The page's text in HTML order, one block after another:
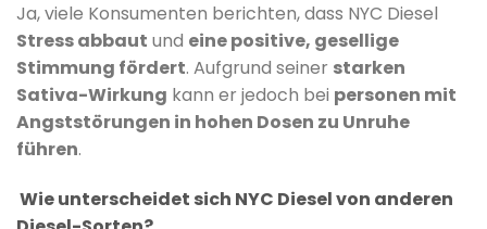
Ja, viele Konsumenten berichten, dass NYC Diesel
Stress abbaut und eine positive, gesellige
Stimmung fördert. Aufgrund seiner starken
Sativa-Wirkung kann er jedoch bei personen mit
Angststörungen in hohen Dosen zu Unruhe
führen.
Wie unterscheidet sich NYC Diesel von anderen